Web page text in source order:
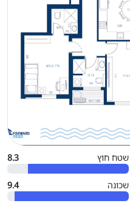
שטח חוץ 8.3
שכונה 9.4